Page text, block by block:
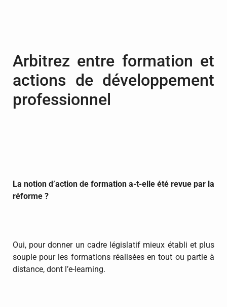
Arbitrez entre formation et
actions de développement
professionnel
La notion d’action de formation a-t-elle été revue par la
réforme ?
Oui, pour donner un cadre législatif mieux établi et plus
souple pour les formations réalisées en tout ou partie à
distance, dont l’e-learning.